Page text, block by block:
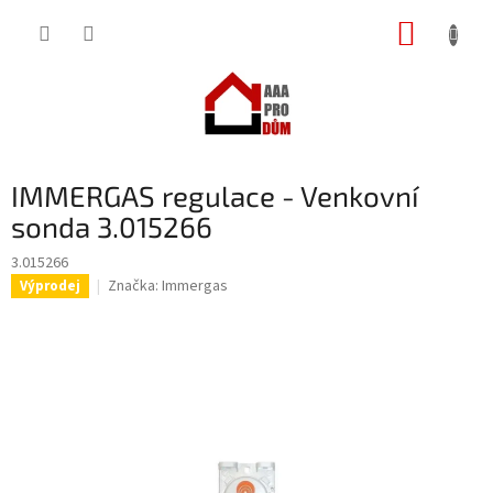
IMMERGAS regulace - Venkovní
sonda 3.015266
3.015266
Výprodej Značka: Immergas